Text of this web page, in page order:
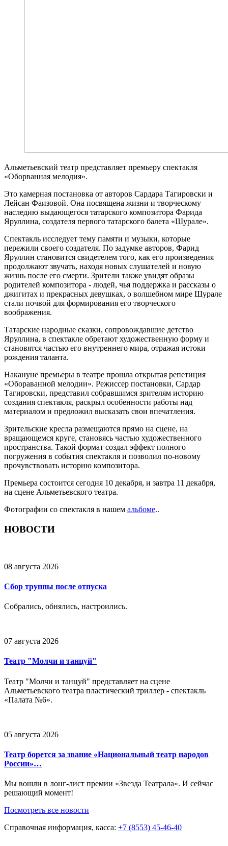
Альметьевский театр представляет премьеру спектакля
«Оборванная мелодия».
Это камерная постановка от авторов Сардара Тагировски и
Лейсан Фаизовой. Она посвящена жизни и творческому
наследию выдающегося татарского композитора Фарида
Яруллина, создателя первого татарского балета «Шурале».
Спектакль исследует тему памяти и музыки, которые
пережили своего создателя. По задумке авторов, Фарид
Яруллин становится свидетелем того, как его произведения
продолжают звучать, находя новых слушателей и новую
жизнь после его смерти. Зрители также увидят образы
родителей композитора - людей, чья поддержка и рассказы о
джигитах и прекрасных девушках, о волшебном мире Шурале
стали почвой для формирования его творческого
воображения.
Татарские народные сказки, сопровождавшие детство
Яруллина, в спектакле обретают художественную форму и
становятся частью его внутреннего мира, отражая истоки
рождения таланта.
Накануне премьеры в театре прошла открытая репетиция
«Обораванной мелодии». Режиссер постановки, Сардар
Тагировски, представил собравшимся зрителям историю
создания спектакля, раскрыл особенности работы над
материалом и предложил высказать свои впечатления.
Зрительские кресла размещаются прямо на сцене, на
вращающемся круге, становясь частью художественного
пространства. Такой формат создал эффект полного
погружения в события спектакля и позволил по-новому
прочувствовать историю композитора.
Премьера состоится сегодня 10 декабря, и завтра 11 декабря,
на сцене Альметьевского театра.
Фотографии со спектакля в нашем альбоме..
НОВОСТИ
08 августа 2026
Сбор труппы после отпуска
Собрались, обнялись, настроились.
07 августа 2026
Театр "Молчи и танцуй"
Театр "Молчи и танцуй" представляет на сцене
Альметьевского театра пластический триллер - спектакль
«Палата №6».
05 августа 2026
Театр борется за звание «Национальный театр народов
России»…
Мы вошли в лонг-лист премии «Звезда Театрала». И сейчас
решающий момент!
Посмотреть все новости
Справочная информация, касса: +7 (8553) 45-46-40